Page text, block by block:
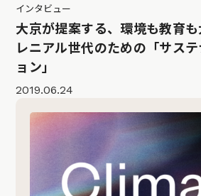
インタビュー
大京が提案する、環境も教育
レニアル世代のための「サス
ョン」
2019.06.24